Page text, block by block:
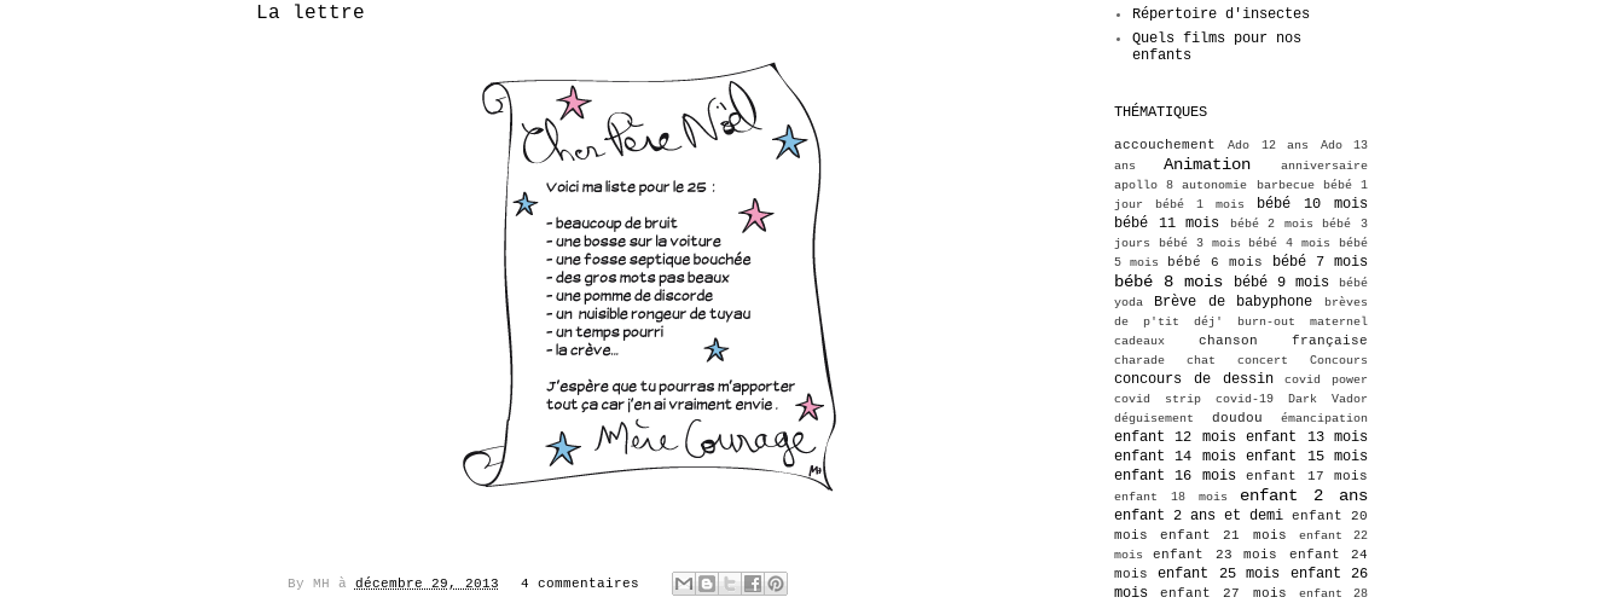
La lettre
By MH à décembre 29, 2013
4 commentaires
Répertoire d'insectes
Quels films pour nos
enfants
THÉMATIQUES
accouchement Ado 12 ans
Ado 13
ans
Animation
anniversaire
apollo 8
autonomie barbecue
bébé 1
jour
bébé 1 mois
bébé 10 mois
bébé 11 mois
bébé 2 mois
bébé 3
jours
bébé 3 mois bébé 4 mois
bébé
5 mois
bébé 6 mois bébé 7 mois
bébé 8 mois bébé 9 mois
bébé
yoda
Brève de babyphone
brèves
de p'tit déj'
burn-out maternel
cadeaux
chanson française
charade chat concert Concours
concours de dessin
covid power
covid strip
covid-19
Dark Vador
déguisement
doudou émancipation
enfant 12 mois
enfant 13 mois
enfant 14 mois
enfant 15 mois
enfant 16 mois
enfant 17 mois
enfant 18 mois enfant 2 ans
enfant 2 ans et demi enfant 20
mois
enfant 21 mois
enfant 22
mois
enfant 23 mois
enfant 24
mois
enfant 25 mois
enfant 26
mois
enfant 27 mois
enfant 28